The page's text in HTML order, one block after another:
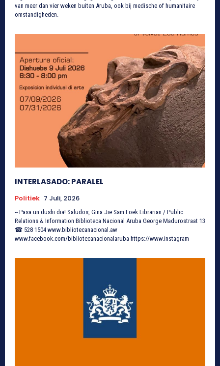
van meer dan vier weken buiten Aruba, ook bij medische of humanitaire
omstandigheden.
INTERLASADO: PARALEL
Politiek 7 Juli, 2026
-- Pasa un dushi dia! Saludos, Gina Jie Sam Foek Librarian / Public
Relations & Information Biblioteca Nacional Aruba George Madurostraat 13
☎ 528 1504 www.bibliotecanacional.aw
www.facebook.com/bibliotecanacionalaruba https://www.instagram